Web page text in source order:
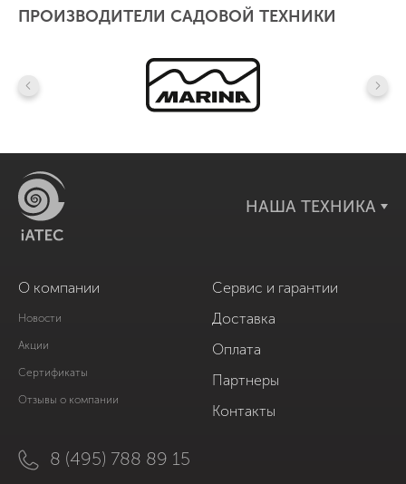
ПРОИЗВОДИТЕЛИ САДОВОЙ ТЕХНИКИ
НАША ТЕХНИКА
О компании
Новости
Акции
Сертификаты
Отзывы о компании
Сервис и гарантии
Доставка
Оплата
Партнеры
Контакты
8 (495) 788 89 15